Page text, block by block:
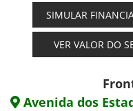
SIMULAR
VER VALOR DO
Avenida dos